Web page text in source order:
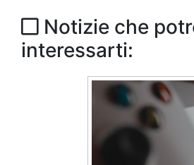
Notizie che
interessarti: